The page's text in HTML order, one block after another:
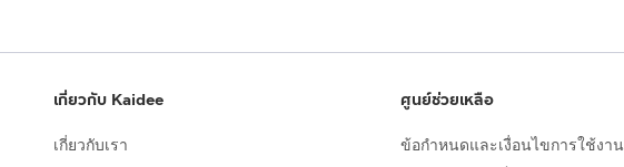
เกี่ยวกับ Kaidee
เกี่ยวกับเรา
ศูนย์ช่วยเหลือ
ข้อกำหนดและเงื่อนไขการใช้งาน